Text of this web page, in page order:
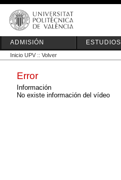
ADMISIÓN ESTUDIOS
Inicio UPV :: Volver
Error
Información
No existe información del vídeo